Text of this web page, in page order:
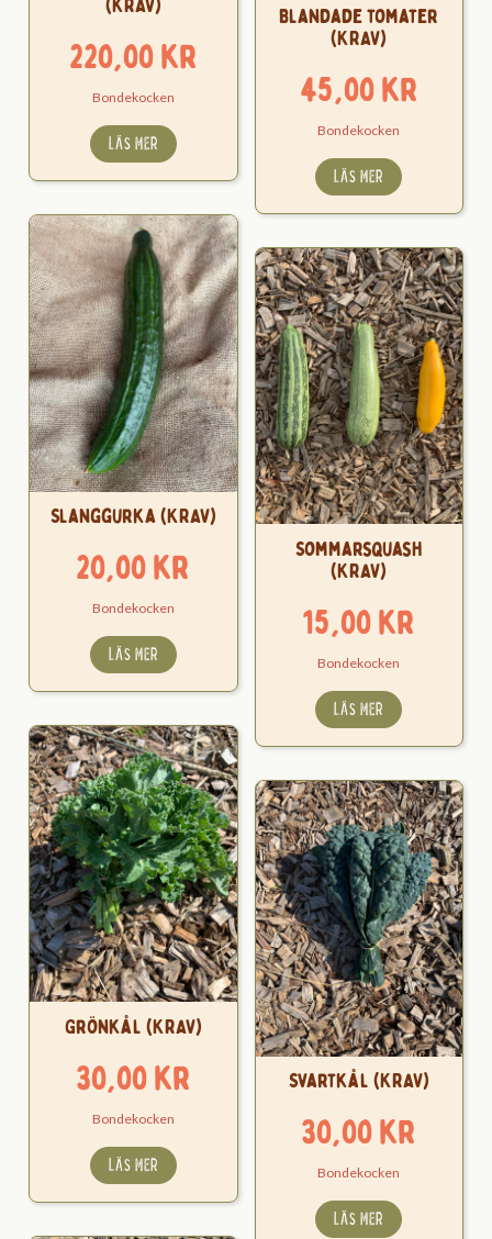
(KRAV)
220,00kr
Bondekocken
LÄS MER
Blandade tomater
(KRAV)
45,00kr
Bondekocken
LÄS MER
Slanggurka (KRAV)
20,00kr
Bondekocken
LÄS MER
Sommarsquash
(KRAV)
15,00kr
Bondekocken
LÄS MER
Grönkål (KRAV)
30,00kr
Bondekocken
LÄS MER
Svartkål (KRAV)
30,00kr
Bondekocken
LÄS MER